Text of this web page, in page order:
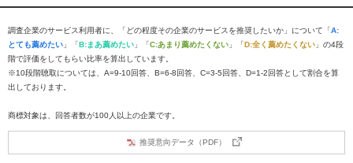
調査企業のサービス利用者に、「どの程度その企業のサービスを推奨したいか」について「A:
とても薦めたい 」「B:まあ薦めたい 」「C:あまり薦めたくない 」「D:全く薦めたくない 」の4段
階で評価をしてもらい比率を算出しています。
※10段階聴取については、A=9-10回答、B=6-8回答、C=3-5回答、D=1-2回答として割合を算
出しております。
商標対象は、回答者数が100人以上の企業です。
推奨意向データ（PDF）